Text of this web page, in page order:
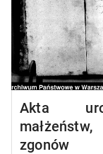
Akta
małżeństw,
zgonów